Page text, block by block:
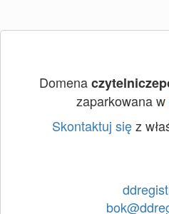
Domena
zaparkowana w
Skontaktuj sięz